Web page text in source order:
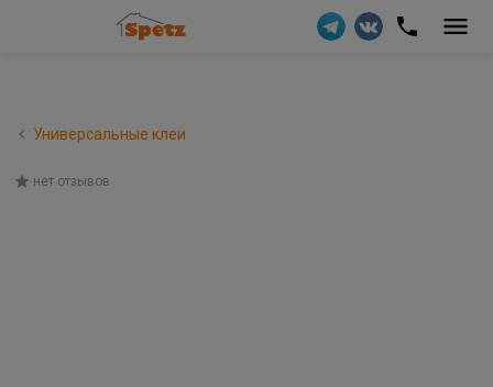
Универсальные клеи
нет отзывов